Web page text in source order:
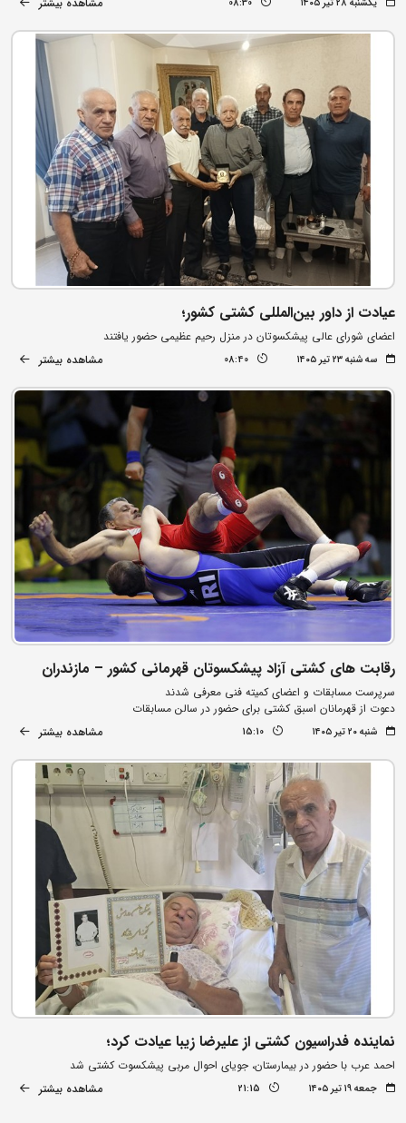
یکشنبه ۲۸ تیر ۱۴۰۵ 08:30 مشاهده بیشتر
عیادت از داور بین‌المللی کشتی کشور؛
اعضای شورای عالی پیشکسوتان در منزل رحیم عظیمی حضور یافتند
سه شنبه ۲۳ تیر ۱۴۰۵ 08:40 مشاهده بیشتر
رقابت های کشتی آزاد پیشکسوتان قهرمانی کشور – مازندران
سرپرست مسابقات و اعضای کمیته فنی معرفی شدند
دعوت از قهرمانان اسبق کشتی برای حضور در سالن مسابقات
شنبه ۲۰ تیر ۱۴۰۵ 15:10 مشاهده بیشتر
نماینده فدراسیون کشتی از علیرضا زیبا عیادت کرد؛
احمد عرب با حضور در بیمارستان، جویای احوال مربی پیشکسوت کشتی شد
جمعه ۱۹ تیر ۱۴۰۵ 21:15 مشاهده بیشتر